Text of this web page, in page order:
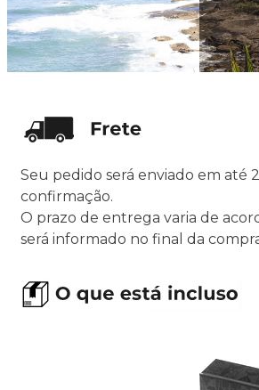
Seu pedido será enviado em até
confirmação.
O prazo de entrega varia de
será informado no final da